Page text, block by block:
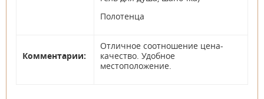
Полотенца
Комментарии:
Отличное соотношение цена-
качество. Удобное
местоположение.